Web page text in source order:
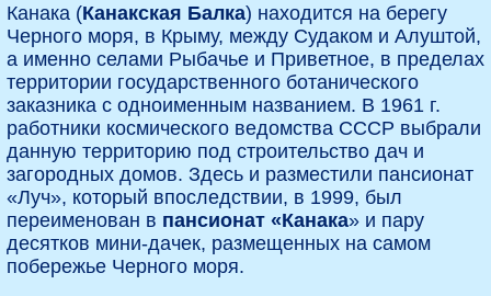
Канака (Канакская Балка) находится на берегу
Черного моря, в Крыму, между Судаком и Алуштой,
а именно селами Рыбачье и Приветное, в пределах
территории государственного ботанического
заказника с одноименным названием. В 1961 г.
работники космического ведомства СССР выбрали
данную территорию под строительство дач и
загородных домов. Здесь и разместили пансионат
«Луч», который впоследствии, в 1999, был
переименован в пансионат «Канака» и пару
десятков мини-дачек, размещенных на самом
побережье Черного моря.